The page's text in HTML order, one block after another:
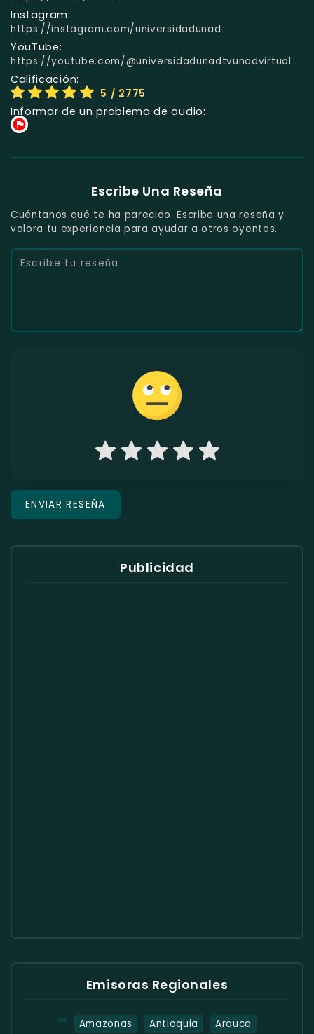
Instagram:
https://instagram.com/universidadunad
YouTube:
https://youtube.com/@universidadunadtvunadvirtual
Calificación:
5 / 2775
Informar de un problema de audio:
Escribe Una Reseña
Cuéntanos qué te ha parecido. Escribe una reseña y
valora tu experiencia para ayudar a otros oyentes.
Publicidad
Emisoras Regionales
Amazonas Antioquia Arauca